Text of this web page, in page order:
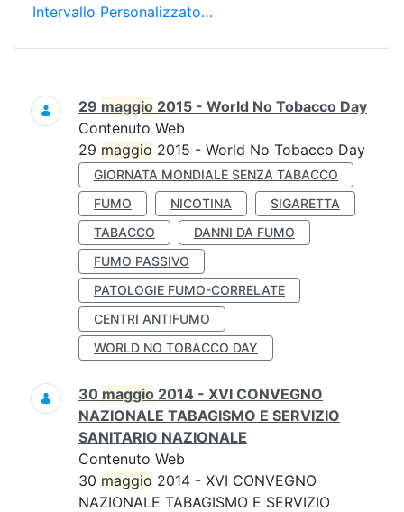
Intervallo Personalizzato…
Ricerca
29 maggio 2015 - World No Tobacco Day
Contenuto Web
29 maggio 2015 - World No Tobacco Day
GIORNATA MONDIALE SENZA TABACCO
FUMO
NICOTINA
SIGARETTA
TABACCO
DANNI DA FUMO
FUMO PASSIVO
PATOLOGIE FUMO-CORRELATE
CENTRI ANTIFUMO
WORLD NO TOBACCO DAY
30 maggio 2014 - XVI CONVEGNO
NAZIONALE TABAGISMO E SERVIZIO
SANITARIO NAZIONALE
Contenuto Web
30 maggio 2014 - XVI CONVEGNO
NAZIONALE TABAGISMO E SERVIZIO